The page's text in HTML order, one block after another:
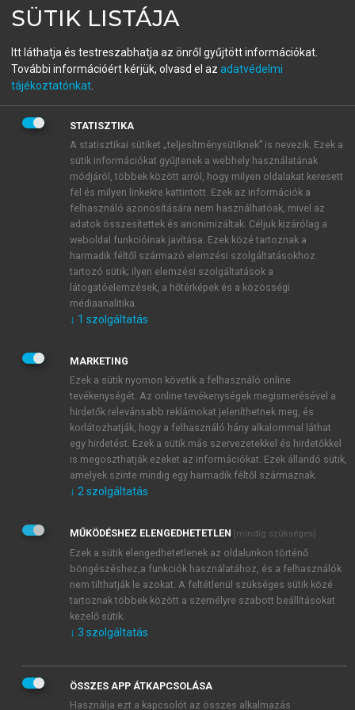
A rendezvényszervezés
nagykönyve
Események szervezése és menedzselése – kezdőknek
OLVASÁS
CD-n vagy DVD-n kézbesített és
e-meghívók
Napjainkban a meghívók rengeteg formában
megjelenhetnek. Az egyszerű találkozókhoz gyakran
ingyenes, az interneten elérhető e-meghívókat szokás
hozzátartozóinkat. Az üzleti életben viszont a korral
lépést tartó vállalatok egyedi, interaktív CD-ket és
DVD-ket használnak a nyomtatott meghívók mellett,
ha a rendezvényük stílusa egy csúcstechnológiás,
fantáziadús meghívót igényel.
SÜTIK LISTÁJA
Itt láthatja és testreszabhatja az önről gyűjtött információkat.
További információért kérjük, olvasd el az adatvédelmi
tájékoztatónkat
STATISZTIKA
A statisztikai sütiket „teljesítménysütiknek” is nevezik. Ezek a
sütik információkat gyűjtenek a webhely használatának
módjáról, többek között arról, hogy milyen oldalakat keresett
fel és milyen linkekre kattintott. Ezek az információk a
felhasználó azonosítására nem használhatóak, mivel az
adatok összesítettek és anonimizáltak. Céljuk kizárólag a
weboldal funkcióinak javítása. Ezek közé tartoznak a
harmadik féltől származó elemzési szolgáltatásokhoz
tartozó sütik; ilyen elemzési szolgáltatások a
látogatóelemzések, a hőtérképek és a közösségi
médiaanalitika.
↓ 1 szolgáltatás
MARKETING
Ezek a sütik nyomon követik a felhasználó online
tevékenységét. Az online tevékenységek megismerésével a
hirdetők relevánsabb reklámokat jeleníthetnek meg, és
korlátozhatják, hogy a felhasználó hány alkalommal láthat
egy hirdetést. Ezek a sütik más szervezetekkel és hirdetőkkel
is megoszthatják ezeket az információkat. Ezek állandó sütik,
amelyek szinte mindig egy harmadik féltől származnak.
↓ 2 szolgáltatás
MŰKÖDÉSHEZ ELENGEDHETETLEN (mindig szükséges)
Ezek a sütik elengedhetetlenek az oldalunkon történő
böngészéshez,a funkciók használatához, és a felhasználók
nem tilthatják le azokat. A feltétlenül szükséges sütik közé
tartoznak többek között a személyre szabott beállításokat
kezelő sütik.
↓ 3 szolgáltatás
ÖSSZES APP ÁTKAPCSOLÁSA
Használja ezt a kapcsolót az összes alkalmazás